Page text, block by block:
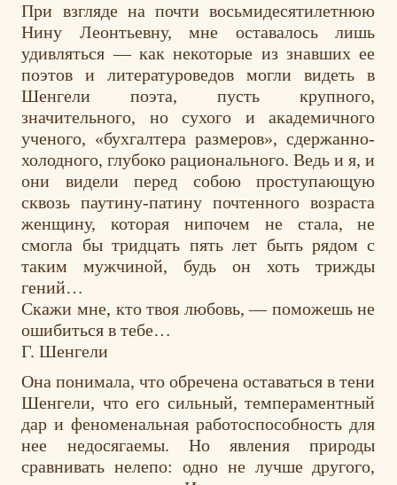
При взгляде на почти восьмидесятилетнюю
Нину Леонтьевну, мне оставалось лишь
удивляться — как некоторые из знавших ее
поэтов и литературоведов могли видеть в
Шенгели поэта, пусть крупного,
значительного, но сухого и академичного
ученого, «бухгалтера размеров», сдержанно-
холодного, глубоко рационального. Ведь и я, и
они видели перед собою проступающую
сквозь паутину-патину почтенного возраста
женщину, которая нипочем не стала, не
смогла бы тридцать пять лет быть рядом с
таким мужчиной, будь он хоть трижды
гений…
Скажи мне, кто твоя любовь, — поможешь не
ошибиться в тебе…
Г. Шенгели
Она понимала, что обречена оставаться в тени
Шенгели, что его сильный, темпераментный
дар и феноменальная работоспособность для
нее недосягаемы. Но явления природы
сравнивать нелепо: одно не лучше другого,